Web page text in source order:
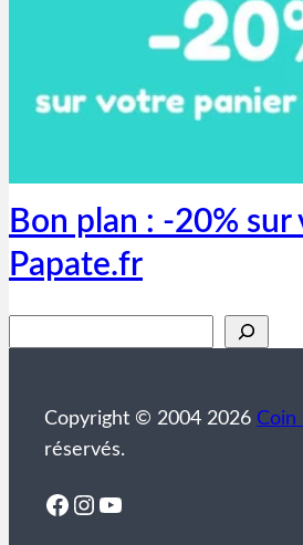
Bon plan : -20%
Papate.fr
Copyright © 2004 2026 Coin
réservés.
Facebook
Instagram
YouTube